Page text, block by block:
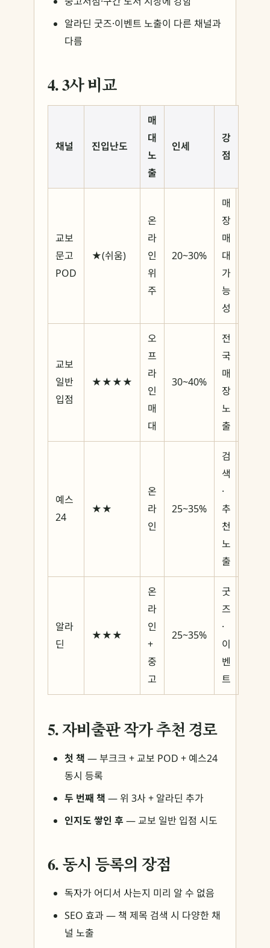
알라딘 굿즈·이벤트 노출이 다른 채널과
다름
4. 3사 비교
채널 진입난도
매
대
노
출
인세
강
점
교보
문고
POD
★(쉬움)
온
라
인
위
주
20~30%
매
장
매
대
가
능
성
교보
일반
입점
★★★★
오
프
라
인
매
대
30~40%
전
국
매
장
노
출
예스
24
★★
온
라
인
25~35%
검
색
·
추
천
노
출
알라
딘
★★★
온
라
인
+
중
고
25~35%
굿
즈
·
이
벤
트
5. 자비출판 작가 추천 경로
첫 책 — 부크크 + 교보 POD + 예스24
동시 등록
두 번째 책 — 위 3사 + 알라딘 추가
인지도 쌓인 후 — 교보 일반 입점 시도
6. 동시 등록의 장점
독자가 어디서 사는지 미리 알 수 없음
SEO 효과 — 책 제목 검색 시 다양한 채
널 노출